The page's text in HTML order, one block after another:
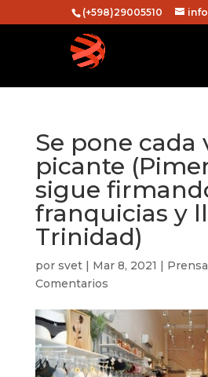
(+598)29005510
Se pone cada
picante
sigue
franquicias y
Trinidad)
por svet| Mar 8, 2021 |
Comentarios